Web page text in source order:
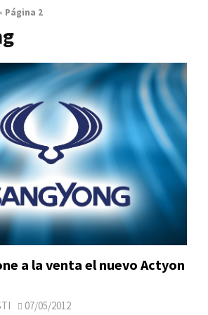
» Página 2
a la venta el nuevo Actyon
07/05/2012